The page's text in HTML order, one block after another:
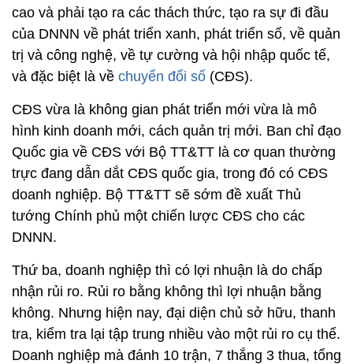
cao và phải tạo ra các thách thức, tạo ra sự đi đầu
của DNNN về phát triển xanh, phát triển số, về quản
trị và công nghệ, về tự cường và hội nhập quốc tế,
và đặc biệt là về chuyển đổi số (CĐS).
CĐS vừa là không gian phát triển mới vừa là mô
hình kinh doanh mới, cách quản trị mới. Ban chỉ đạo
Quốc gia về CĐS với Bộ TT&TT là cơ quan thường
trực đang dẫn dắt CĐS quốc gia, trong đó có CĐS
doanh nghiệp. Bộ TT&TT sẽ sớm đề xuất Thủ
tướng Chính phủ một chiến lược CĐS cho các
DNNN.
Thứ ba, doanh nghiệp thì có lợi nhuận là do chấp
nhận rủi ro. Rủi ro bằng không thì lợi nhuận bằng
không. Nhưng hiện nay, đại diện chủ sở hữu, thanh
tra, kiểm tra lại tập trung nhiều vào một rủi ro cụ thể.
Doanh nghiệp mà đánh 10 trận, 7 thắng 3 thua, tổng